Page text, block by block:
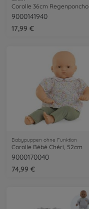
Corolle 36cm Regenponcho
9000141940
17,99 €
Babypuppen ohne Funktion
Corolle Bébé Chéri, 52cm
9000170040
74,99 €